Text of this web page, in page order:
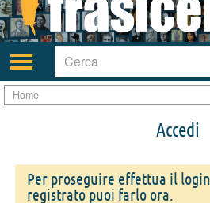
Attiva/disattiva
navigazione
Home
Accedi
Per proseguire effettua il
registrato puoi farlo ora.